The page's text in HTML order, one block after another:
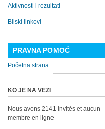
Aktivnosti i rezultati
Bliski linkovi
PRAVNA POMOĆ
Početna strana
KO JE NA VEZI
Nous avons 2141 invités et aucun
membre en ligne